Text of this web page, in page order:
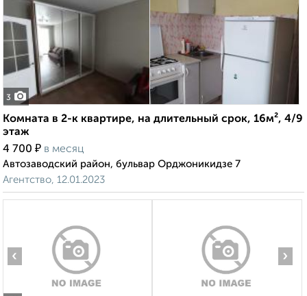
3
Комната в 2-к квартире, на длительный срок, 16м², 4/9
этаж
4 700 ₽ в месяц
Автозаводский район, бульвар Орджоникидзе 7
Агентство, 12.01.2023
‹ ›